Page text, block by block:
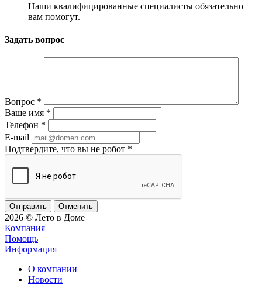
Наши квалифицированные специалисты обязательно
вам помогут.
Задать вопрос
Вопрос *
Ваше имя *
Телефон *
E-mail
Подтвердите, что вы не робот *
Отменить
2026 © Лето в Доме
Компания
Помощь
Информация
О компании
Новости